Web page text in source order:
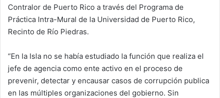
Contralor de Puerto Rico a través del Programa de
Práctica Intra-Mural de la Universidad de Puerto Rico,
Recinto de Río Piedras.
“En la Isla no se había estudiado la función que realiza el
jefe de agencia como ente activo en el proceso de
prevenir, detectar y encausar casos de corrupción publica
en las múltiples organizaciones del gobierno. Sin